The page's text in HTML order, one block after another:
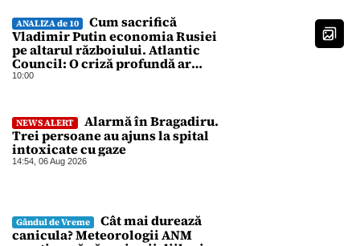
ANALIZA de 10
Cum sacrifică
Vladimir Putin economia Rusiei
pe altarul războiului. Atlantic
Council: O criză profundă ar
putea forța Kremlinul să apeleze
10:00
NEWS ALERT
Alarmă în Bragadiru.
Trei persoane au ajuns la spital
intoxicate cu gaze
14:54, 06 Aug 2026
Gândul de Vreme
Cât mai durează
canicula? Meteorologii ANM